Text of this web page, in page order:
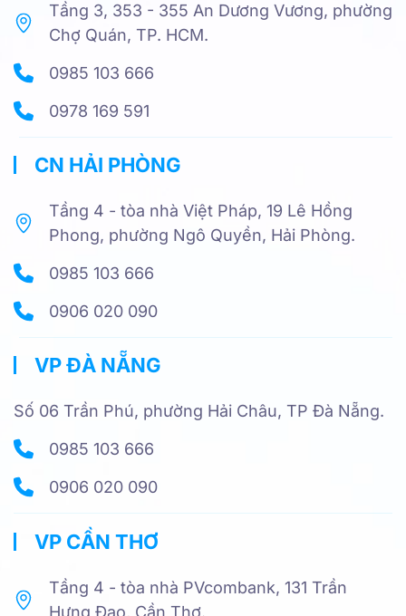
Tầng 3, 353 - 355 An Dương Vương, phường
Chợ Quán, TP. HCM.
0985 103 666
0978 169 591
CN HẢI PHÒNG
Tầng 4 - tòa nhà Việt Pháp, 19 Lê Hồng
Phong, phường Ngô Quyền, Hải Phòng.
0985 103 666
0906 020 090
VP ĐÀ NẴNG
Số 06 Trần Phú, phường Hải Châu, TP Đà Nẵng.
0985 103 666
0906 020 090
VP CẦN THƠ
Tầng 4 - tòa nhà PVcombank, 131 Trần
Hưng Đạo, Cần Thơ.